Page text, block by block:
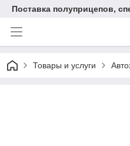
Поставка полуприцепов,
Товары и услуги